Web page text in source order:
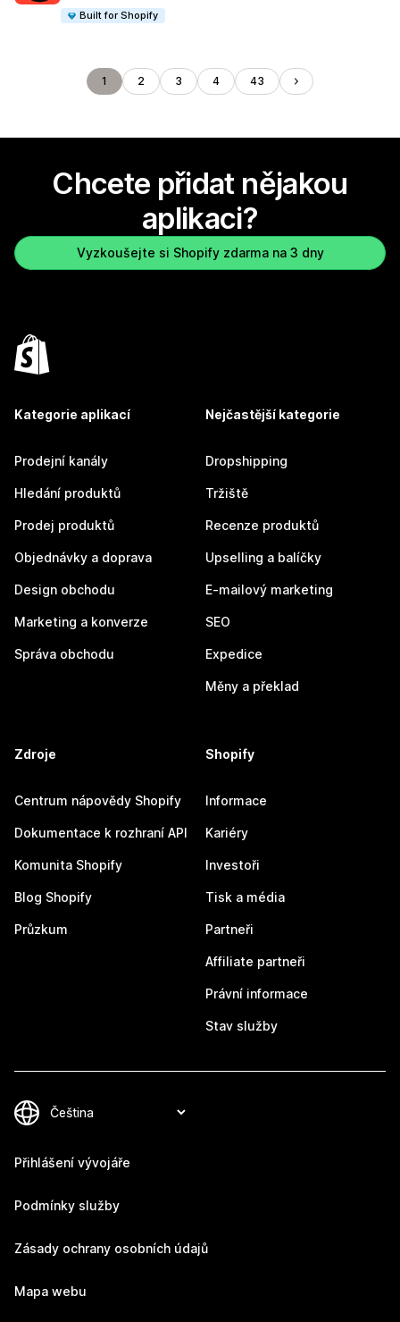
Built for Shopify
1 2 3 4 43
Chcete přidat nějakou
aplikaci?
Vyzkoušejte si Shopify zdarma na 3 dny
Kategorie aplikací
Prodejní kanály
Hledání produktů
Prodej produktů
Objednávky a doprava
Design obchodu
Marketing a konverze
Správa obchodu
Nejčastější kategorie
Dropshipping
Tržiště
Recenze produktů
Upselling a balíčky
E-mailový marketing
SEO
Expedice
Měny a překlad
Zdroje
Centrum nápovědy Shopify
Dokumentace k rozhraní API
Komunita Shopify
Blog Shopify
Průzkum
Shopify
Informace
Kariéry
Investoři
Tisk a média
Partneři
Affiliate partneři
Právní informace
Stav služby
Přihlášení vývojáře
Podmínky služby
Zásady ochrany osobních údajů
Mapa webu